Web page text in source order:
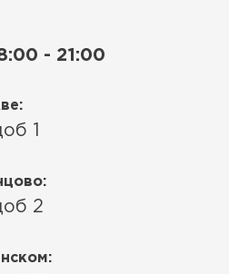
- 21:00
1
2